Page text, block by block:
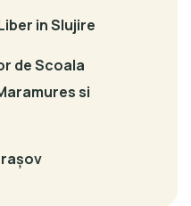
in Slujire
de Scoala
si